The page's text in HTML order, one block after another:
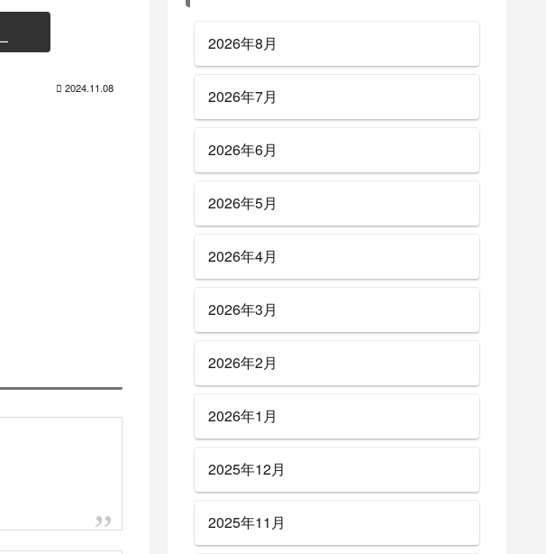
2026年8月
2026年7月
2026年6月
2026年5月
2026年4月
2026年3月
2026年2月
2026年1月
2025年12月
2025年11月